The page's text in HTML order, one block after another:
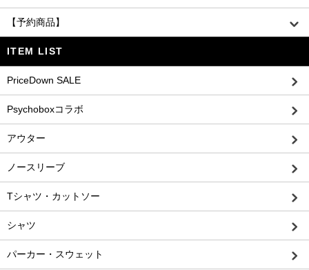
【予約商品】
ITEM LIST
PriceDown SALE
Psychoboxコラボ
アウター
ノースリーブ
Tシャツ・カットソー
シャツ
パーカー・スウェット